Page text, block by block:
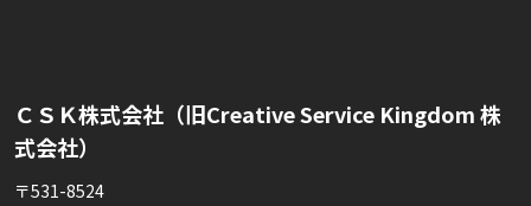
ＣＳＫ株式会社（旧Creative Service Kingdom 株
式会社）
〒531-8524